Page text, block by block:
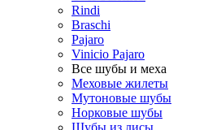
Rindi
Braschi
Pajaro
Vinicio Pajaro
Все шубы и меха
Меховые жилеты
Мутоновые шубы
Норковые шубы